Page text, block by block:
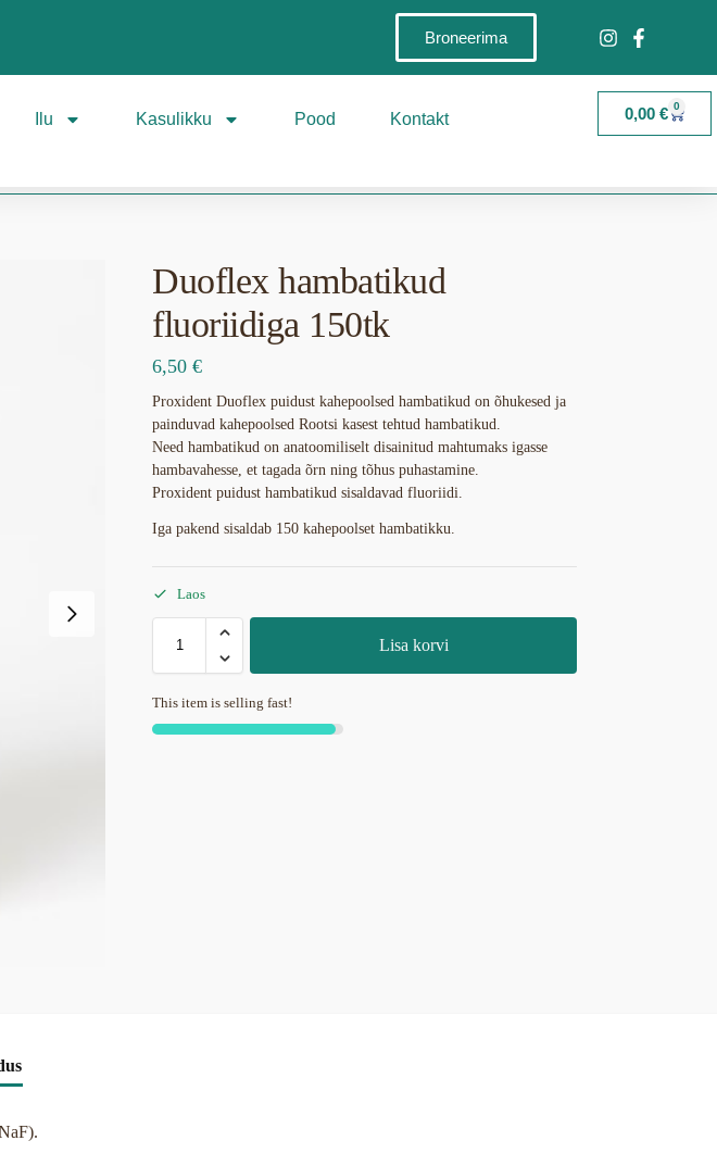
Broneerima
Ilu Kasulikku Pood Kontakt 0,00€ 0
Duoflex hambatikud
fluoriidiga 150tk
6,50€
Proxident Duoflex puidust kahepoolsed hambatikud on õhukesed ja
painduvad kahepoolsed Rootsi kasest tehtud hambatikud.
Need hambatikud on anatoomiliselt disainitud mahtumaks igasse
hambavahesse, et tagada õrn ning tõhus puhastamine.
Proxident puidust hambatikud sisaldavad fluoriidi.
Iga pakend sisaldab 150 kahepoolset hambatikku.
Laos
Lisa korvi
This item is selling fast!